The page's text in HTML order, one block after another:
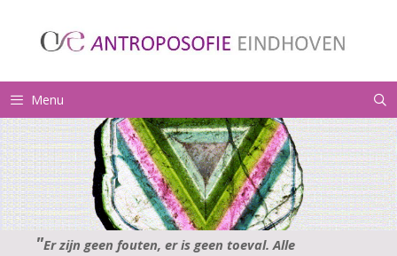
Menu
Er zijn geen fouten, er is geen toeval. Alle